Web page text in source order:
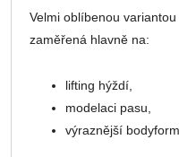
Velmi oblíbenou
zaměřená hlavně na:
lifting hýždí,
modelaci pasu,
výraznější